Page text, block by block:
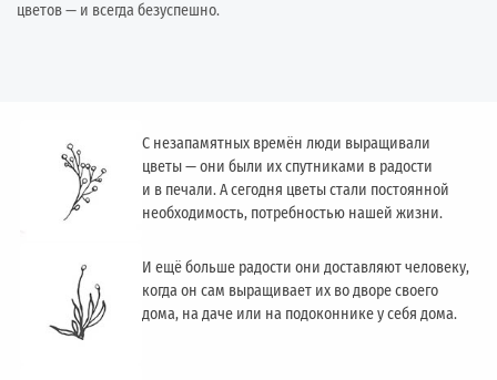
цветов — и всегда безуспешно.
С незапамятных времён люди выращивали
цветы — они были их спутниками в радости
и в печали. А сегодня цветы стали постоянной
необходимость, потребностью нашей жизни.
И ещё больше радости они доставляют человеку,
когда он сам выращивает их во дворе своего
дома, на даче или на подоконнике у себя дома.